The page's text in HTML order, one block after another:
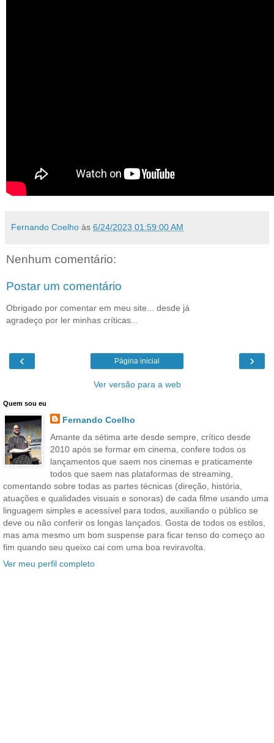
Fernando Coelho às 6/24/2023 01:59:00 AM
Nenhum comentário:
Postar um comentário
Obrigado por comentar em meu site... desde já
agradeço por ler minhas críticas...
‹ ›
Página inicial
Ver versão para a web
Quem sou eu
Fernando Coelho
Amante da sétima arte desde sempre, crítico desde
2010 após se formar em cinema, confere todos os
lançamentos que saem nos cinemas e praticamente
todos que saem nas plataformas de streaming,
comentando sobre todas as partes técnicas (direção, história,
atuações e qualidades visuais e sonoras) de cada filme usando uma
linguagem simples e acessível para todos, auxiliando o público se
deve ou não conferir os longas lançados. Gosta de todos os estilos,
mas ama mesmo um bom suspense para ficar tenso do começo ao
fim quando seu queixo cai com uma boa reviravolta.
Ver meu perfil completo